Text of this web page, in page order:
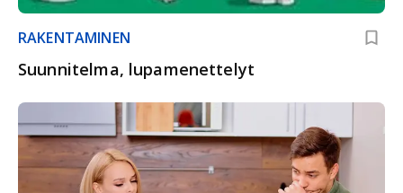
RAKENTAMINEN
Suunnitelma, lupamenettelyt